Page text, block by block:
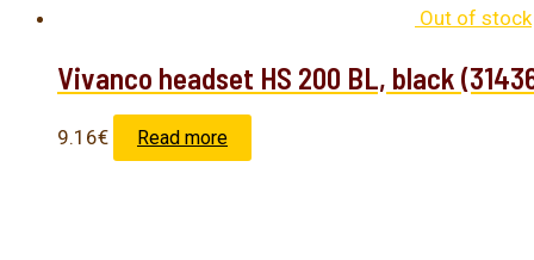
Out of stock
Vivanco headset HS 200 BL, black
9.16€ Read more